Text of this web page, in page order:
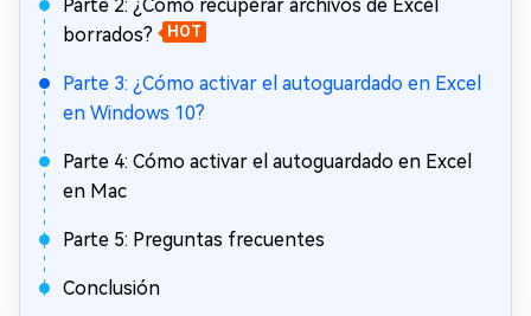
Parte 2: ¿Cómo recuperar archivos de Excel
borrados?
HOT
Parte 3: ¿Cómo activar el autoguardado en Excel
en Windows 10?
Parte 4: Cómo activar el autoguardado en Excel
en Mac
Parte 5: Preguntas frecuentes
Conclusión